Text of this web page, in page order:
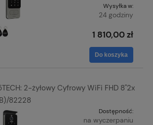
Wysyłka w:
24 godziny
1 810,00 zł
Do koszyka
2-żyłowy Cyfrowy WiFi FHD 8"2x
82228
Dostępność:
na wyczerpaniu